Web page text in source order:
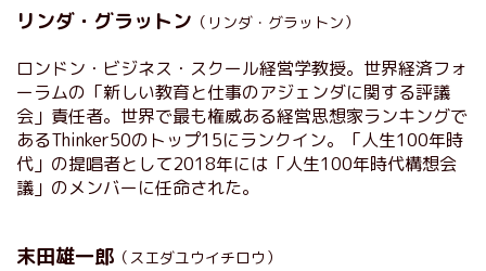
リンダ・グラットン （リンダ・グラットン）
ロンドン・ビジネス・スクール経営学教授。世界経済フォ
ーラムの「新しい教育と仕事のアジェンダに関する評議
会」責任者。世界で最も権威ある経営思想家ランキングで
あるThinker50のトップ15にランクイン。「人生100年時
代」の提唱者として2018年には「人生100年時代構想会
議」のメンバーに任命された。
末田雄一郎 （スエダユウイチロウ）